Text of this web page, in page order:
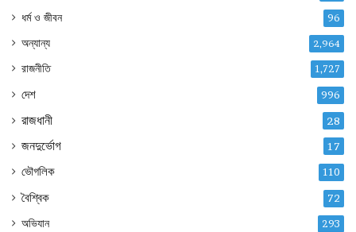
ধর্ম ও জীবন 96
অন্যান্য 2,964
রাজনীতি 1,727
দেশ 996
রাজধানী 28
জনদুর্ভোগ 17
ভৌগলিক 110
বৈশ্বিক 72
অভিযান 293